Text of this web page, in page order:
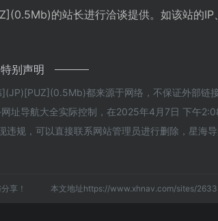
的站长进行洽谈提供。如该站的IP
特别声明
都来源于网络，不保证外部链
址导航大全实际控制，在2025年4月7日 下午
规，可以直接联系网站管理员进行删除，星海
享！ 本文地址https://www.xhnav.com/sites/